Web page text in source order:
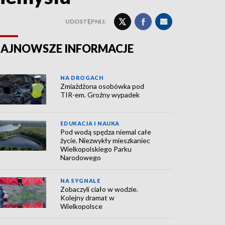
UDOSTĘPNIJ:
INFORMACJE
NA DROGACH
Zmiażdżona osobówka pod
TIR-em. Groźny wypadek
EDUKACJA I NAUKA
Pod wodą spędza niemal całe
życie. Niezwykły mieszkaniec
Wielkopolskiego Parku
Narodowego
NA SYGNALE
Zobaczyli ciało w wodzie.
Kolejny dramat w
Wielkopolsce